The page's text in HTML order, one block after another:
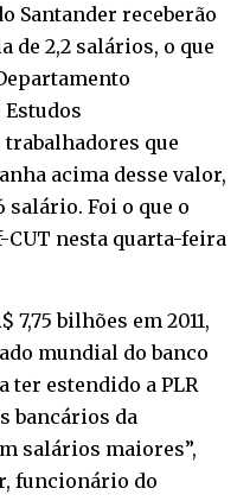
Santander receberão
de 2,2 salários, o que
que
acima desse valor,
salário. Foi o que o
nesta quarta-feira
7,75 bilhões em 2011,
mundial do banco
ter estendido a PLR
bancários da
salários maiores”,
funcionário do